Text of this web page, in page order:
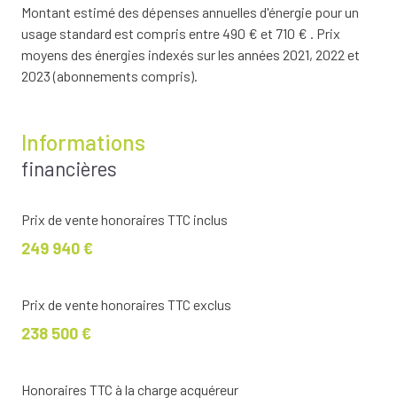
Montant estimé des dépenses annuelles d'énergie pour un
usage standard est compris entre 490 € et 710 € . Prix
moyens des énergies indexés sur les années 2021, 2022 et
2023 (abonnements compris).
Informations
financières
Prix de vente honoraires TTC inclus
249 940 €
Prix de vente honoraires TTC exclus
238 500 €
Honoraires TTC à la charge acquéreur